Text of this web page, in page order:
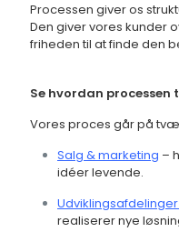
Processen giver os
Den giver vores kunder
friheden til at finde den
Se hvordan processen
Vores proces går på
Salg & marketing –
idéer levende.
Udviklingsafdelinger
realiserer nye